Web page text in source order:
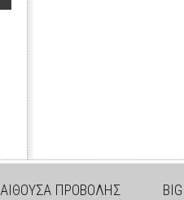
ΑΙΘΟΥΣΑ ΠΡΟΒΟΛΗΣ